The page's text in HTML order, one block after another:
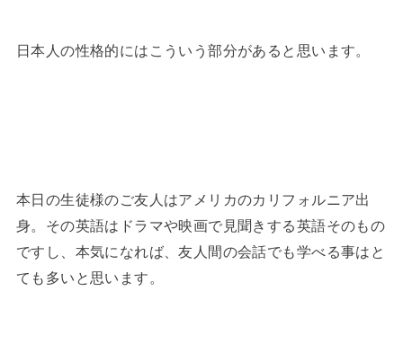
日本人の性格的にはこういう部分があると思います。
本日の生徒様のご友人はアメリカのカリフォルニア出
身。その英語はドラマや映画で見聞きする英語そのもの
ですし、本気になれば、友人間の会話でも学べる事はと
ても多いと思います。